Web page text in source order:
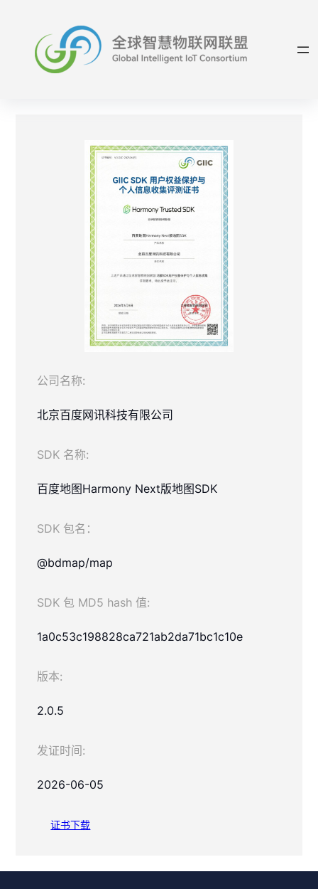
公司名称:
北京百度网讯科技有限公司
SDK 名称:
百度地图Harmony Next版地图SDK
SDK 包名：
@bdmap/map
SDK 包 MD5 hash 值:
1a0c53c198828ca721ab2da71bc1c10e
版本:
2.0.5
发证时间:
2026-06-05
证书下载